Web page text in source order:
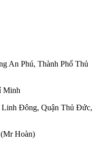
An Phú, Thành Phố Thủ
Minh
Đông, Quận Thủ Đức,
(Mr Hoàn)